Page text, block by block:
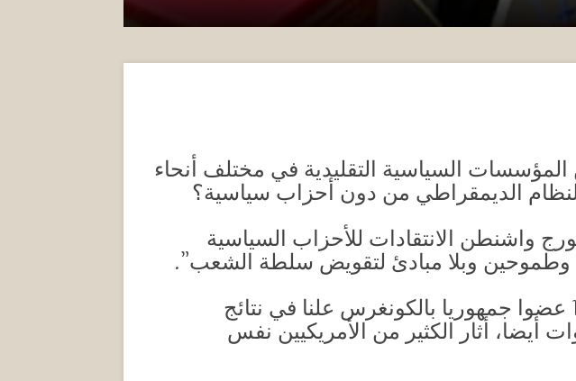
السياسية التقليدية في مختلف أنحاء
الديمقراطي من دون أحزاب سياسية؟
جورج واشنطن الانتقادات للأحزاب السياسية
وطموحين وبلا مبادئ لتقويض سلطة الشعب”.
وما أشبه الليلة بالبارحة، فمنذ بضعة أشهر فقط طعن 147 عضوا جمهوريا بالكونغرس علنا في نتائج
أيضا، أثار الكثير من الأمريكيين نفس